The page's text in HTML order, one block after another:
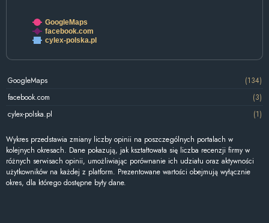
GoogleMaps
facebook.com
cylex-polska.pl
GoogleMaps
(134)
facebook.com
(3)
cylex-polska.pl
(1)
Wykres przedstawia zmiany liczby opinii na poszczególnych portalach w
kolejnych okresach. Dane pokazują, jak kształtowała się liczba recenzji firmy w
różnych serwisach opinii, umożliwiając porównanie ich udziału oraz aktywności
użytkowników na każdej z platform. Prezentowane wartości obejmują wyłącznie
okres, dla którego dostępne były dane.